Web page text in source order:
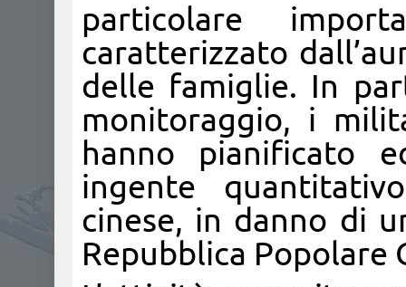
particolare
caratterizzato
delle famiglie. In
monitoraggio, i
hanno pianificato
ingente
cinese, in danno di
Repubblica Popolare